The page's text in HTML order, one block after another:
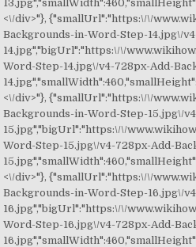
<\/div>"}, {"smallUrl":"https:\/\/
Backgrounds-in-Word-Step-14.jpg\/
14.jpg","bigUrl":"https:\/\/
Word-Step-14.jpg\/v4-728px-Add-
<\/div>"}, {"smallUrl":"https:\/\/
Backgrounds-in-Word-Step-15.jpg\/
15.jpg","bigUrl":"https:\/\/
Word-Step-15.jpg\/v4-728px-Add-
<\/div>"}, {"smallUrl":"https:\/\/
Backgrounds-in-Word-Step-16.jpg\/
16.jpg","bigUrl":"https:\/\/
Word-Step-16.jpg\/v4-728px-Add-